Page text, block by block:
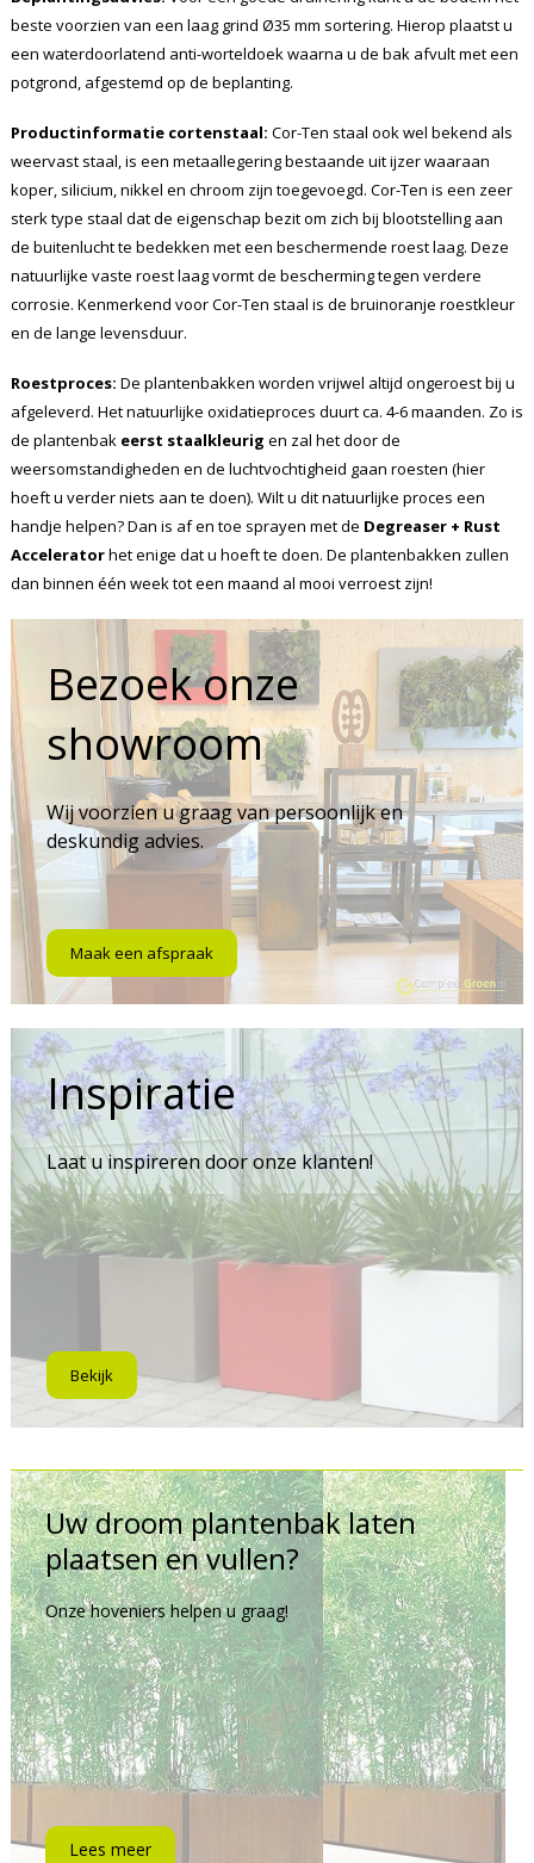
beste voorzien van een laag grind Ø35 mm sortering. Hierop plaatst u
een waterdoorlatend anti-worteldoek waarna u de bak afvult met een
potgrond, afgestemd op de beplanting.
Productinformatie cortenstaal: Cor-Ten staal ook wel bekend als
weervast staal, is een metaallegering bestaande uit ijzer waaraan
koper, silicium, nikkel en chroom zijn toegevoegd. Cor-Ten is een zeer
sterk type staal dat de eigenschap bezit om zich bij blootstelling aan
de buitenlucht te bedekken met een beschermende roest laag. Deze
natuurlijke vaste roest laag vormt de bescherming tegen verdere
corrosie. Kenmerkend voor Cor-Ten staal is de bruinoranje roestkleur
en de lange levensduur.
Roestproces: De plantenbakken worden vrijwel altijd ongeroest bij u
afgeleverd. Het natuurlijke oxidatieproces duurt ca. 4-6 maanden. Zo is
de plantenbak eerst staalkleurig en zal het door de
weersomstandigheden en de luchtvochtigheid gaan roesten (hier
hoeft u verder niets aan te doen). Wilt u dit natuurlijke proces een
handje helpen? Dan is af en toe sprayen met de Degreaser + Rust
Acceleratorhet enige dat u hoeft te doen. De plantenbakken zullen
dan binnen één week tot een maand al mooi verroest zijn!
Bezoek onze
showroom
Wij voorzien u graag van persoonlijk en
deskundig advies.
Maak een afspraak
Inspiratie
Laat u inspireren door onze klanten!
Bekijk
Uw droom plantenbak laten
plaatsen en vullen?
Onze hoveniers helpen u graag!
Lees meer